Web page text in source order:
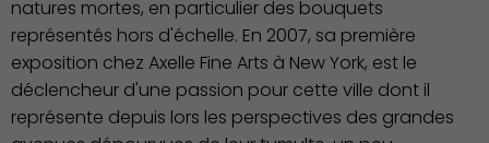
natures mortes, en particulier des bouquets
représentés hors d'échelle. En 2007, sa première
exposition chez Axelle Fine Arts à New York, est le
déclencheur d'une passion pour cette ville dont il
représente depuis lors les perspectives des grandes